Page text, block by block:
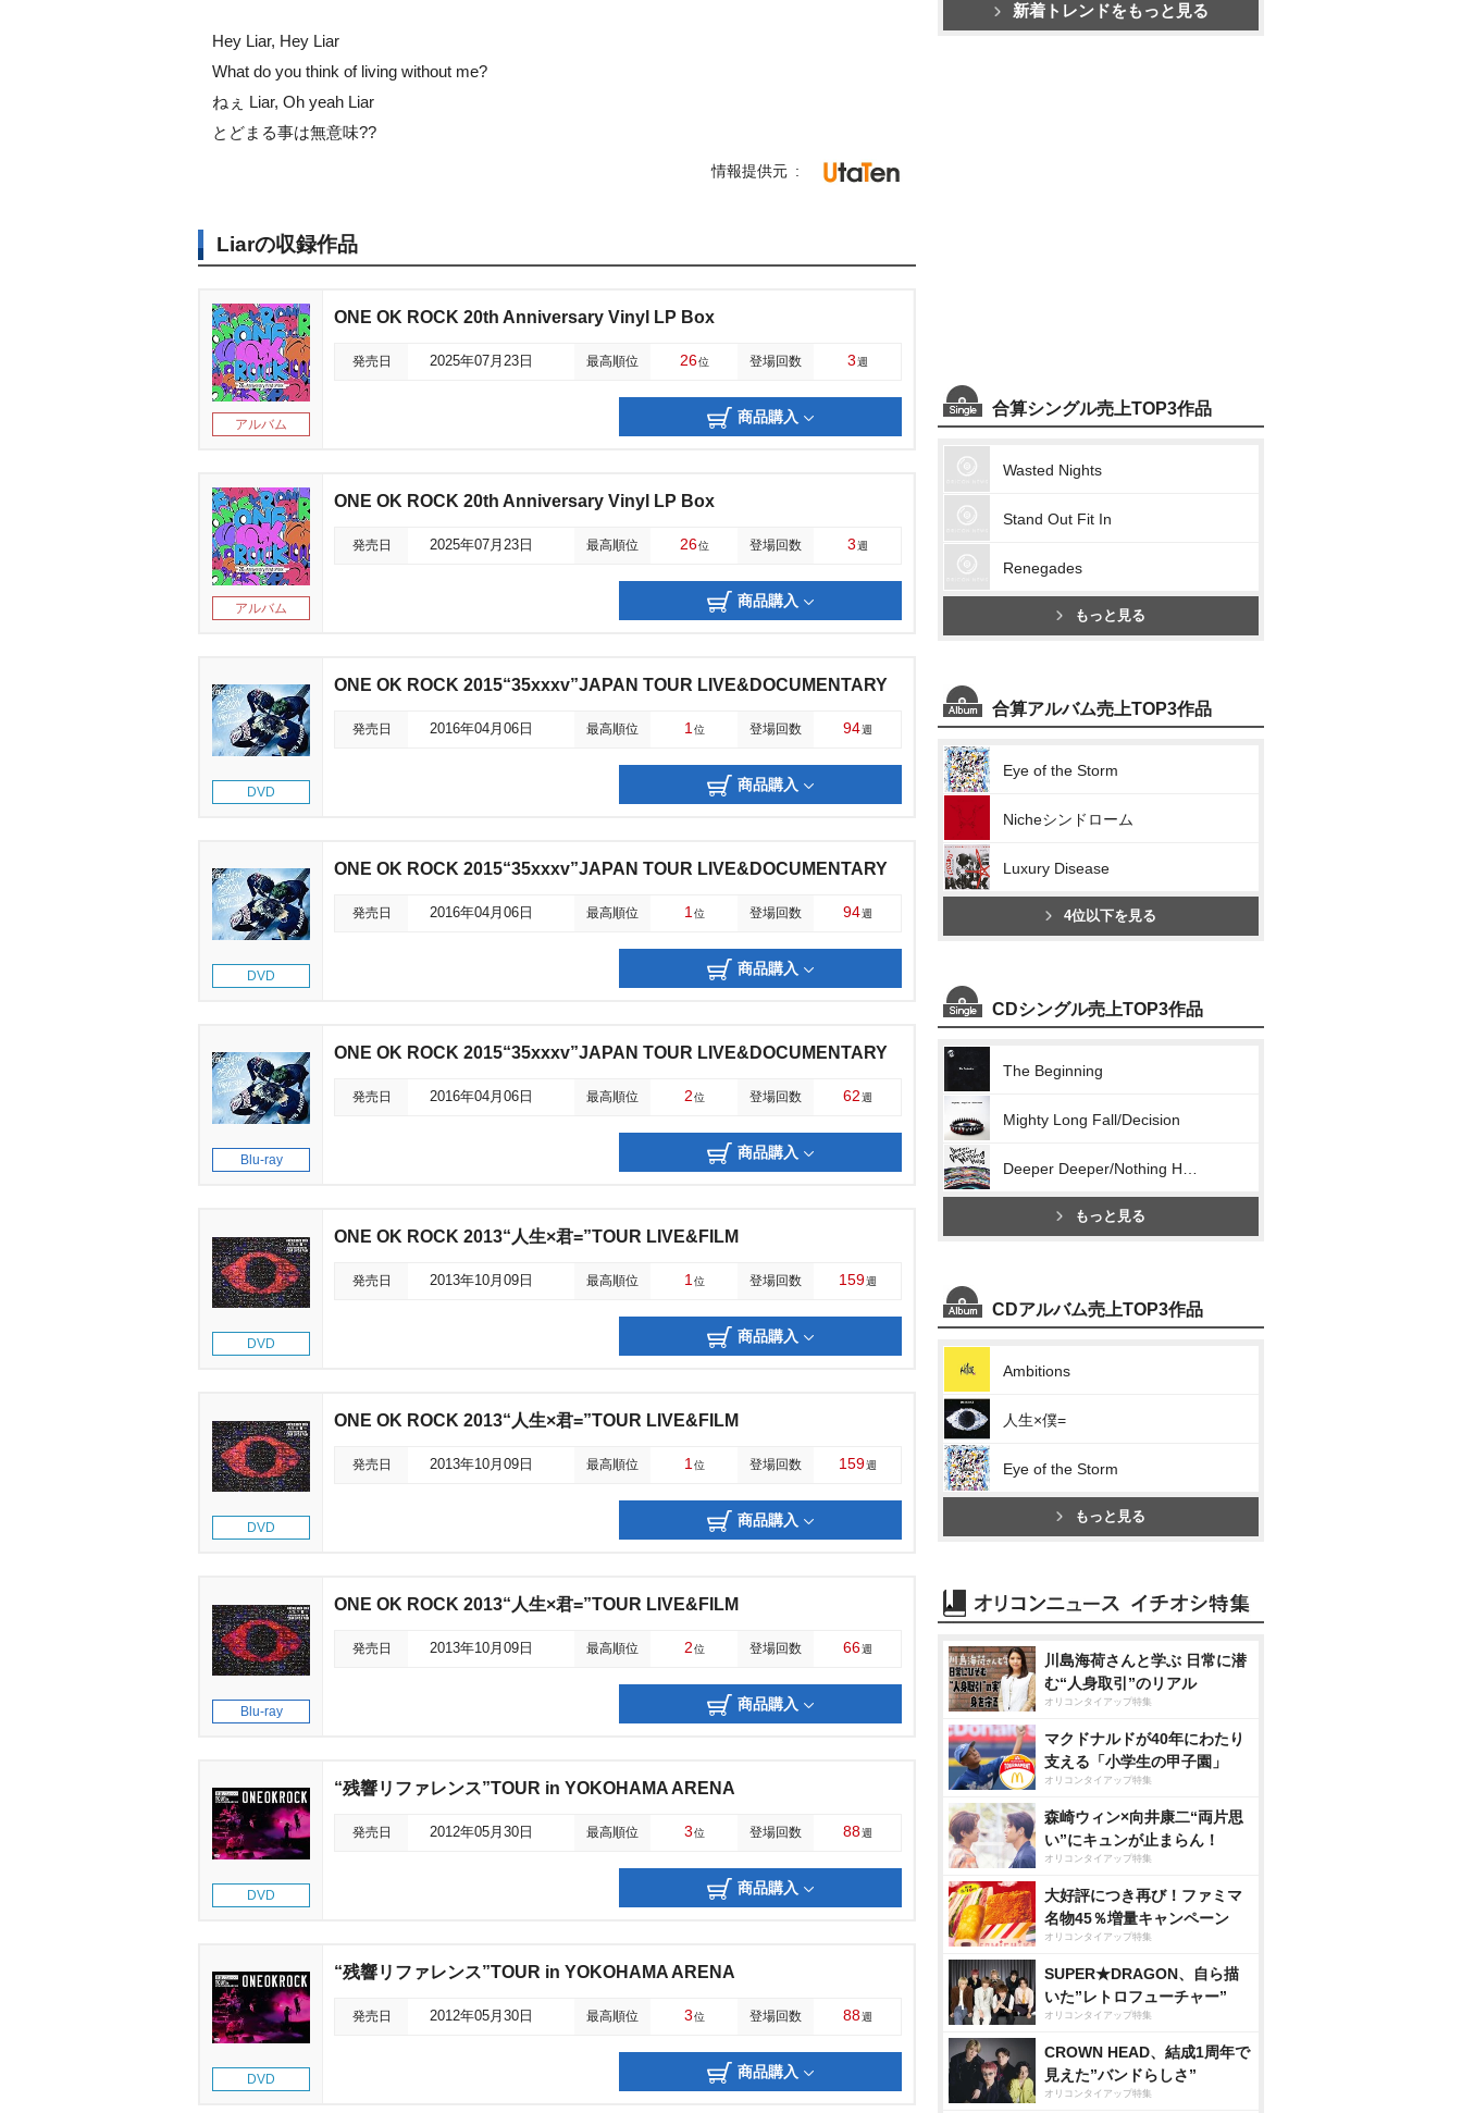
Hey Liar, Hey Liar
What do you think of living without me?
ねぇ Liar, Oh yeah Liar
とどまる事は無意味??
情報提供元
Liarの収録作品
アルバム
ONE OK ROCK 20th Anniversary Vinyl LP Box
発売日 2025年07月23日 最高順位 26位 登場回数 3週
商品購入
アルバム
ONE OK ROCK 20th Anniversary Vinyl LP Box
発売日 2025年07月23日 最高順位 26位 登場回数 3週
商品購入
DVD
ONE OK ROCK 2015“35xxxv”JAPAN TOUR LIVE&DOCUMENTARY
発売日 2016年04月06日 最高順位 1 位 登場回数 94週
商品購入
DVD
ONE OK ROCK 2015“35xxxv”JAPAN TOUR LIVE&DOCUMENTARY
発売日 2016年04月06日 最高順位 1 位 登場回数 94週
商品購入
Blu-ray
ONE OK ROCK 2015“35xxxv”JAPAN TOUR LIVE&DOCUMENTARY
発売日 2016年04月06日 最高順位 2位 登場回数 62週
商品購入
DVD
ONE OK ROCK 2013“人生×君=”TOUR LIVE&FILM
発売日 2013年10月09日 最高順位 1 位 登場回数 159週
商品購入
DVD
ONE OK ROCK 2013“人生×君=”TOUR LIVE&FILM
発売日 2013年10月09日 最高順位 1 位 登場回数 159週
商品購入
Blu-ray
ONE OK ROCK 2013“人生×君=”TOUR LIVE&FILM
発売日 2013年10月09日 最高順位 2位 登場回数 66週
商品購入
DVD
“残響リファレンス”TOUR in YOKOHAMA ARENA
発売日 2012年05月30日 最高順位 3位 登場回数 88週
商品購入
DVD
“残響リファレンス”TOUR in YOKOHAMA ARENA
発売日 2012年05月30日 最高順位 3位 登場回数 88週
商品購入
新着トレンドをもっと見る
合算シングル売上TOP3作品
Wasted Nights
Stand Out Fit In
Renegades
もっと見る
合算アルバム売上TOP3作品
Eye of the Storm
Nicheシンドローム
Luxury Disease
4位以下を見る
CDシングル売上TOP3作品
The Beginning
Mighty Long Fall/Decision
もっと見る
CDアルバム売上TOP3作品
Ambitions
人生×僕=
Eye of the Storm
もっと見る
川島海荷さんと学ぶ 日常に潜
む“人身取引”のリアル
オリコンタイアップ特集
マクドナルドが40年にわたり
支える「小学生の甲子園」
オリコンタイアップ特集
森崎ウィン×向井康二“両片思
い”にキュンが止まらん！
オリコンタイアップ特集
大好評につき再び！ファミマ
名物45％増量キャンペーン
オリコンタイアップ特集
SUPER★DRAGON、自ら描
いた”レトロフューチャー”
オリコンタイアップ特集
CROWN HEAD、結成1周年で
見えた”バンドらしさ”
オリコンタイアップ特集